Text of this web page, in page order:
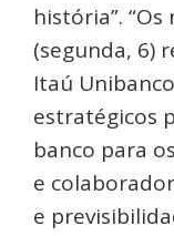
história”.
(segunda, 6)
Itaú
estratégicos
banco para
e
e